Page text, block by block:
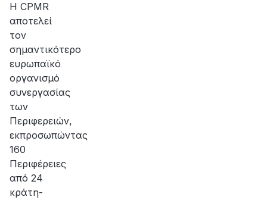
Η CPMR
αποτελεί
τον
σημαντικότερο
ευρωπαϊκό
οργανισμό
συνεργασίας
των
Περιφερειών,
εκπροσωπώντας
160
Περιφέρειες
από 24
κράτη-